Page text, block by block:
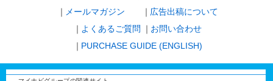
メールマガジン
広告出稿について
よくあるご質問
お問い合わせ
PURCHASE GUIDE (ENGLISH)